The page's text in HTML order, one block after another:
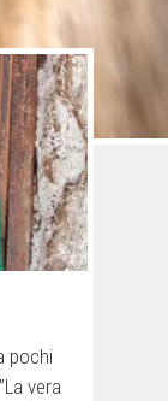
pochi
vera